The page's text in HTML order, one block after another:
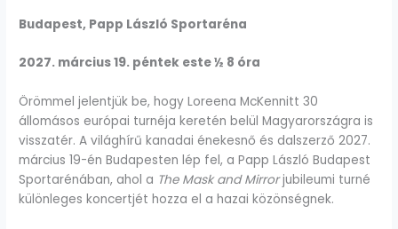
Budapest, Papp László Sportaréna
2027. március 19. péntek este ½ 8 óra
Örömmel jelentjük be, hogy Loreena McKennitt 30
állomásos európai turnéja keretén belül Magyarországra is
visszatér. A világhírű kanadai énekesnő és dalszerző 2027.
március 19-én Budapesten lép fel, a Papp László Budapest
Sportarénában, ahol a The Mask and Mirrorjubileumi turné
különleges koncertjét hozza el a hazai közönségnek.